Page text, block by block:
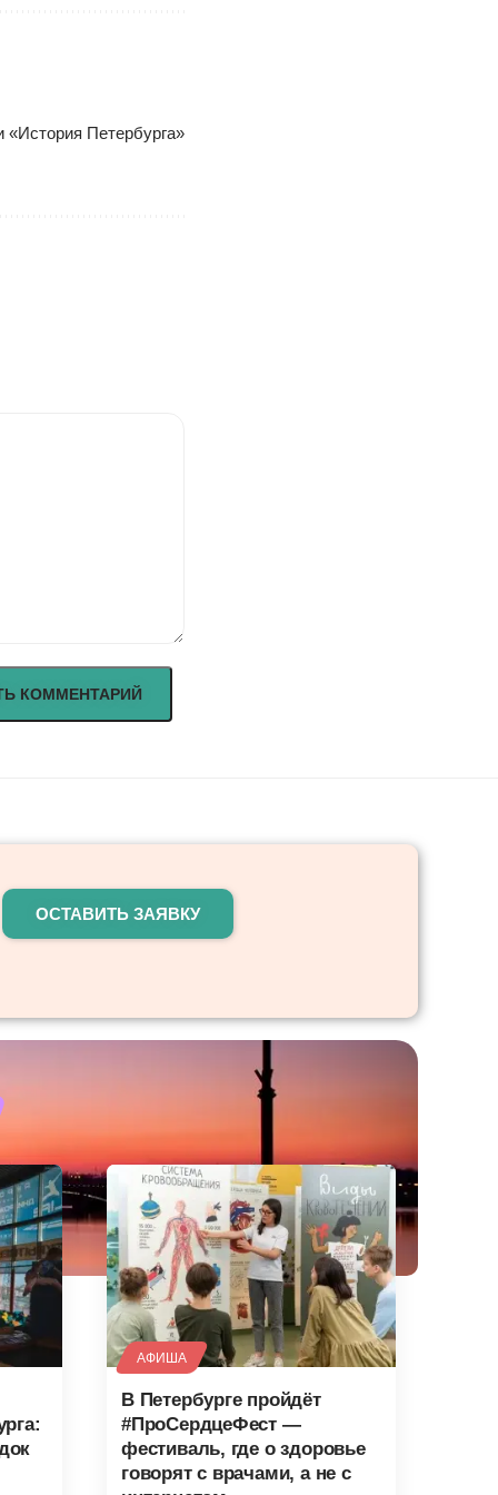
«История Петербурга»
ОСТАВИТЬ ЗАЯВКУ
АФИША
В Петербурге пройдёт
#ПроСердцеФест —
фестиваль, где о здоровье
говорят с врачами, а не с